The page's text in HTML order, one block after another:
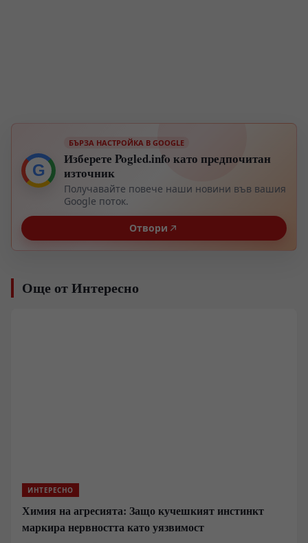
G
БЪРЗА НАСТРОЙКА В GOOGLE
Изберете Pogled.info като предпочитан
източник
Получавайте повече наши новини във вашия
Google поток.
Отвори
Още от Интересно
ИНТЕРЕСНО
Химия на агресията: Защо кучешкият инстинкт
маркира нервността като уязвимост